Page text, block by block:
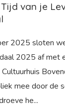
van je
2025 sloten
2025 af met
mee door de
he...